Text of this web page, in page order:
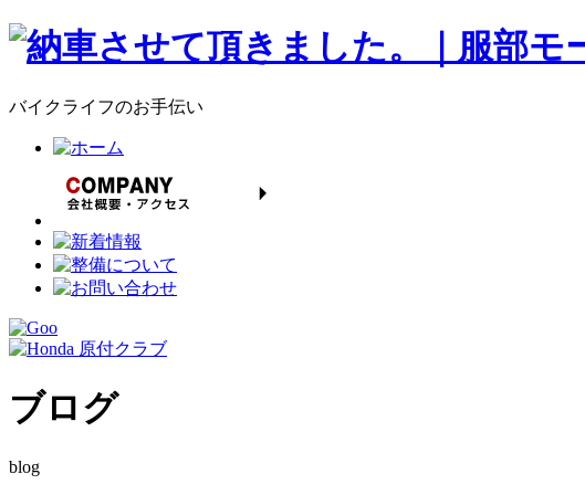
バイクライフのお手伝い
ブログ
blog